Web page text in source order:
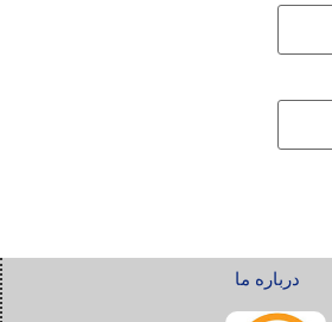
درباره ما